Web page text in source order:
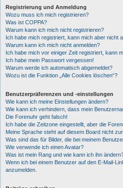
Registrierung und Anmeldung
Wozu muss ich mich registrieren?
Was ist COPPA?
Warum kann ich mich nicht registrieren?
Ich habe mich registriert, kann mich aber nicht
Warum kann ich mich nicht anmelden?
Ich habe mich vor einiger Zeit registriert, kann
Ich habe mein Passwort vergessen!
Warum werde ich automatisch abgemeldet?
Wozu ist die Funktion „Alle Cookies löschen“?
Benutzerpräferenzen und -einstellungen
Wie kann ich meine Einstellungen ändern?
Wie kann ich verhindern, dass mein
Die Forenuhr geht falsch!
Ich habe die Zeitzone eingestellt, aber die
Meine Sprache steht auf diesem Board nicht
Was sind das für Bilder, die bei meinem
Wie verwende ich einen Avatar?
Was ist mein Rang und wie kann ich ihn
Wenn ich bei einem Benutzer auf den E-Mail-
anzumelden.